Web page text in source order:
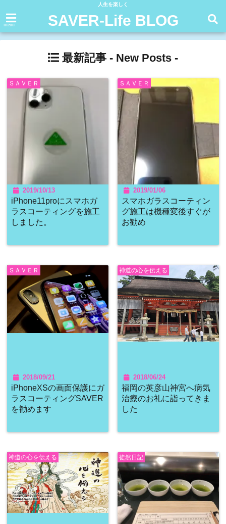
人生を楽しく
menu SAVER-Life BLOG
最新記事 - New Posts -
ＳＡＶＥＲ
2019/10/13
iPhone11proにスマホガ
ラスコーティングを施工
しました。
ＳＡＶＥＲ
2019/01/06
スマホガラスコーティン
グ施工は機種変後すぐが
お勧め
ＳＡＶＥＲ
2018/09/21
iPhoneXSの画面保護にガ
ラスコーティングSAVER
を勧めます
神道の心を伝える
2018/06/24
福岡の英彦山神宮へ病気
治療のお礼に詣ってきま
した
神道の心を伝える 徒然日記